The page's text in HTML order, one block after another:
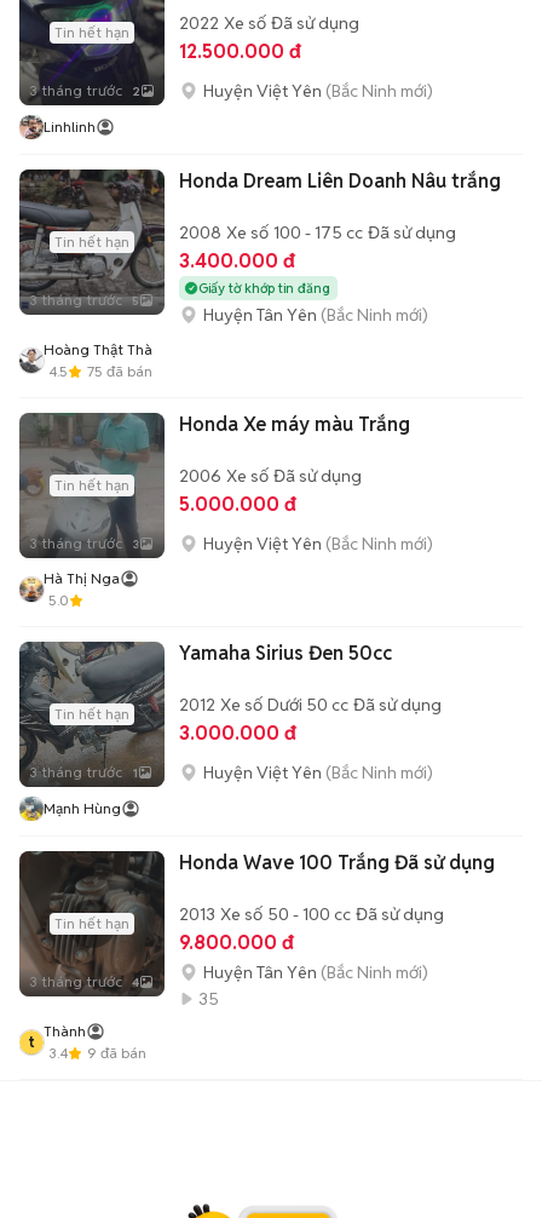
Tin hết hạn
3 tháng trước 2
2022 Xe số Đã sử dụng
12.500.000 đ
Huyện Việt Yên (Bắc Ninh mới)
Linhlinh
Tin hết hạn
3 tháng trước 5
Honda Dream Liên Doanh Nâu trắng
2008 Xe số 100 - 175 cc Đã sử dụng
3.400.000 đ
Giấy tờ khớp tin đăng
Huyện Tân Yên (Bắc Ninh mới)
Hoàng Thật Thà
4.5
75 đã bán
Tin hết hạn
3 tháng trước 3
Honda Xe máy màu Trắng
2006 Xe số Đã sử dụng
5.000.000 đ
Huyện Việt Yên (Bắc Ninh mới)
Hà Thị Nga
5.0
Tin hết hạn
3 tháng trước 1
Yamaha Sirius Đen 50cc
2012 Xe số Dưới 50 cc Đã sử dụng
3.000.000 đ
Huyện Việt Yên (Bắc Ninh mới)
Mạnh Hùng
Tin hết hạn
3 tháng trước 4
Honda Wave 100 Trắng Đã sử dụng
2013 Xe số 50 - 100 cc Đã sử dụng
9.800.000 đ
Huyện Tân Yên (Bắc Ninh mới)
35
t
Thành
3.4
9 đã bán